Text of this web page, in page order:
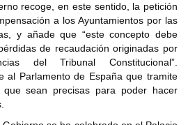
recoge, en este sentido, la petición
a los Ayuntamientos por las
y añade que “este concepto debe
de recaudación originadas por
del Tribunal Constitucional”.
al Parlamento de España que tramite
sean precisas para poder hacer